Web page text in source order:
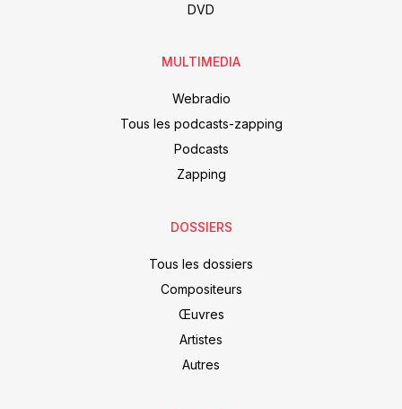
DVD
MULTIMEDIA
Webradio
Tous les podcasts-zapping
Podcasts
Zapping
DOSSIERS
Tous les dossiers
Compositeurs
Œuvres
Artistes
Autres